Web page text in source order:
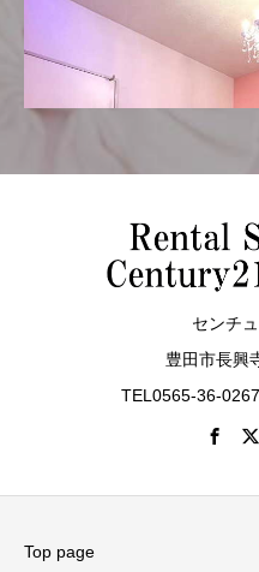
センチ
豊田市長興
TEL0565-36-
Top page